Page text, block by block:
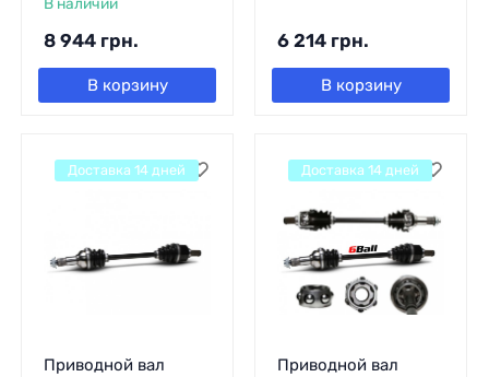
В наличии
8 944 грн.
В корзину
6 214 грн.
В корзину
Приводной вал
Доставка 14 дней
Приводной вал
Доставка 14 дней